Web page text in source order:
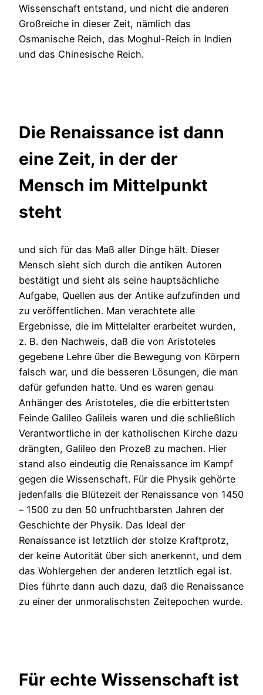
Wissenschaft entstand, und nicht die anderen
Großreiche in dieser Zeit, nämlich das
Osmanische Reich, das Moghul-Reich in Indien
und das Chinesische Reich.
Die Renaissance ist dann
eine Zeit, in der der
Mensch im Mittelpunkt
steht
und sich für das Maß aller Dinge hält. Dieser
Mensch sieht sich durch die antiken Autoren
bestätigt und sieht als seine hauptsächliche
Aufgabe, Quellen aus der Antike aufzufinden und
zu veröffentlichen. Man verachtete alle
Ergebnisse, die im Mittelalter erarbeitet wurden,
z. B. den Nachweis, daß die von Aristoteles
gegebene Lehre über die Bewegung von Körpern
falsch war, und die besseren Lösungen, die man
dafür gefunden hatte. Und es waren genau
Anhänger des Aristoteles, die die erbittertsten
Feinde Galileo Galileis waren und die schließlich
Verantwortliche in der katholischen Kirche dazu
drängten, Galileo den Prozeß zu machen. Hier
stand also eindeutig die Renaissance im Kampf
gegen die Wissenschaft. Für die Physik gehörte
jedenfalls die Blütezeit der Renaissance von 1450
– 1500 zu den 50 unfruchtbarsten Jahren der
Geschichte der Physik. Das Ideal der
Renaissance ist letztlich der stolze Kraftprotz,
der keine Autorität über sich anerkennt, und dem
das Wohlergehen der anderen letztlich egal ist.
Dies führte dann auch dazu, daß die Renaissance
zu einer der unmoralischsten Zeitepochen wurde.
Für echte Wissenschaft ist